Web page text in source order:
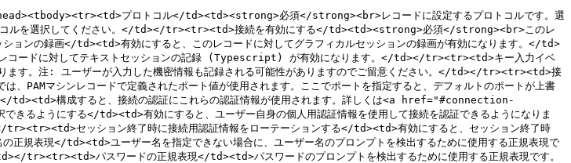
プロトコル</td><td><strong>必須</strong><br>レコードに設定するプロトコルです。選
トコルを選択してください。</td></tr><tr><td>接続を有効にする</td><td><strong>必須</strong><br>このレ
ンの録画</td><td>有効にすると、このレコードに対してグラフィカルセッションの録画が有効になります。</td>
ードに対してテキストセッションの記録 (Typescript) が有効になります。</td></tr><tr><td>キー入力イベ
ます。注: ユーザーが入力した機密情報も記録される可能性がありますのでご留意ください。</td></tr><tr><td>接
PAMマシンレコードで定義されたポート値が使用されます。ここでポートを指定すると、デフォルトのポートが上書
構成すると、接続の認証にこれらの認証情報が使用されます。詳しくは<a href="#connection-
うにする</td><td>有効にすると、ユーザー自身の個人用認証情報を使用して接続を認証できるようになりま
セッション終了時に接続用認証情報をローテーションする</td><td>有効にすると、セッション終了時
規表現</td><td>ユーザー名を指定できない場合に、ユーザー名のプロンプトを検出するために使用する正規表現で
tr><tr><td>パスワードの正規表現</td><td>パスワードのプロンプトを検出するために使用する正規表現です。